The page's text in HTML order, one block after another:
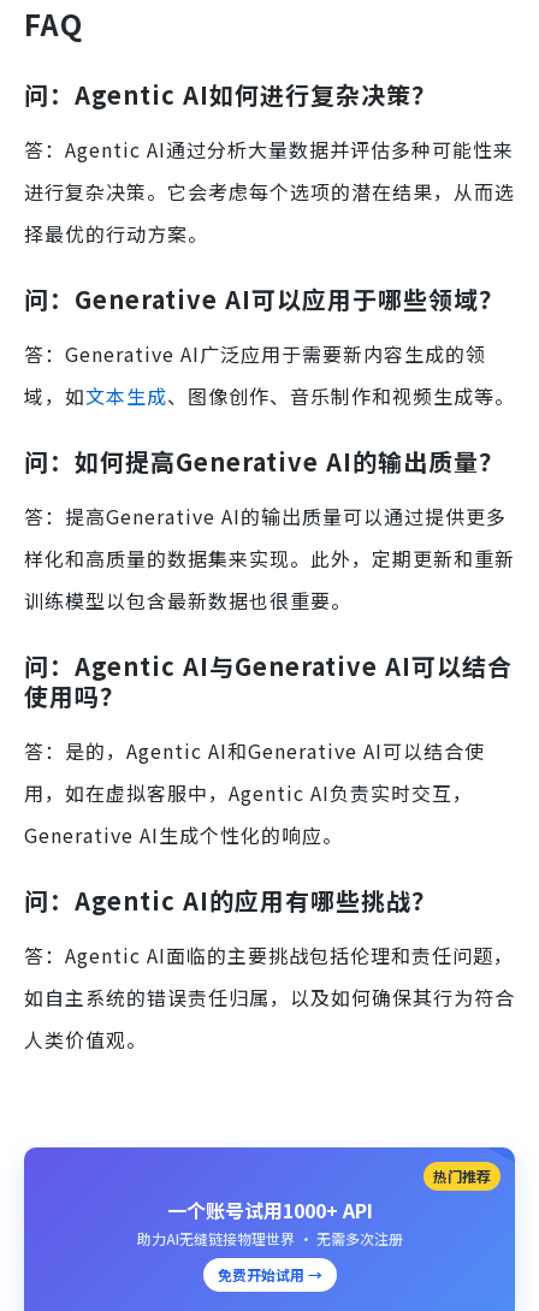
FAQ
问：Agentic AI如何进行复杂决策？
答：Agentic AI通过分析大量数据并评估多种可能性来
进行复杂决策。它会考虑每个选项的潜在结果，从而选
择最优的行动方案。
问：Generative AI可以应用于哪些领域？
答：Generative AI广泛应用于需要新内容生成的领
域，如文本生成、图像创作、音乐制作和视频生成等。
问：如何提高Generative AI的输出质量？
答：提高Generative AI的输出质量可以通过提供更多
样化和高质量的数据集来实现。此外，定期更新和重新
训练模型以包含最新数据也很重要。
问：Agentic AI与Generative AI可以结合
使用吗？
答：是的，Agentic AI和Generative AI可以结合使
用，如在虚拟客服中，Agentic AI负责实时交互，
Generative AI生成个性化的响应。
问：Agentic AI的应用有哪些挑战？
答：Agentic AI面临的主要挑战包括伦理和责任问题，
如自主系统的错误责任归属，以及如何确保其行为符合
人类价值观。
热门推荐
一个账号试用1000+ API
助力AI无缝链接物理世界 · 无需多次注册
免费开始试用 →